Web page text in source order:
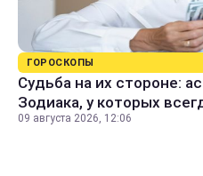
ГОРОСКОПЫ
Судьба на их стороне:
Зодиака, у которых
09 августа 2026, 12:06